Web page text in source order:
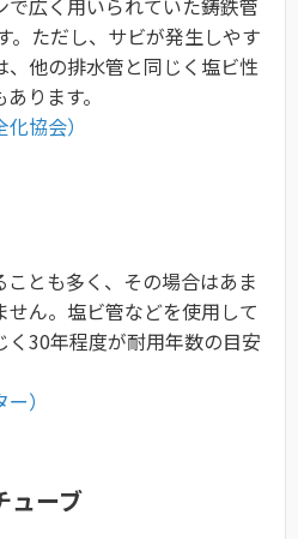
広く用いられていた鋳鉄管
。ただし、サビが発生しやす
、他の排水管と同じく塩ビ性
ります。
協会）
とも多く、その場合はあま
せん。塩ビ管などを使用して
く30年程度が耐用年数の目安
）
ューブ